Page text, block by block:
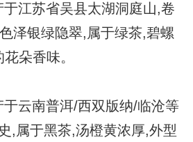
于江苏省吴县太湖洞庭山,卷
泽银绿隐翠,属于绿茶,碧螺
朵香味。
于云南普洱/西双版纳/临沧等
,属于黑茶,汤橙黄浓厚,外型